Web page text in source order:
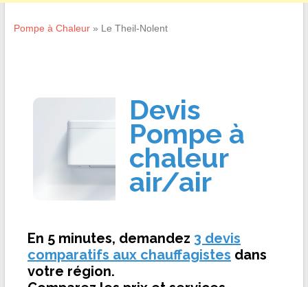
Pompe à Chaleur» Le Theil-Nolent